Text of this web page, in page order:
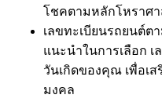
โชคตามหลักโหราศา
เลขทะเบียนรถยนต์ต
แนะนำในการเลือก
วันเกิดของคุณ เพื่อเ
มงคล